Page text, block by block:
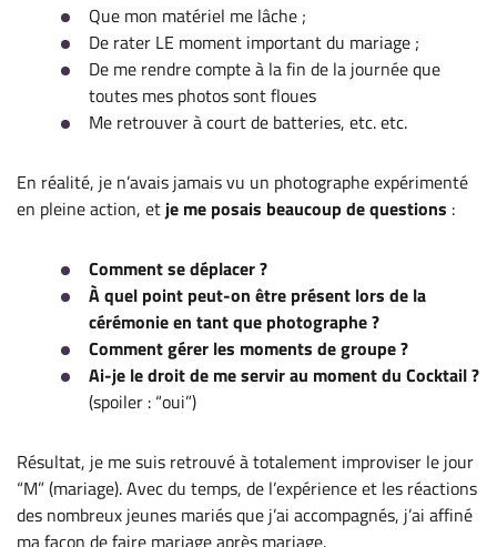
Que mon matériel me lâche ;
De rater LE moment important du mariage ;
De me rendre compte à la fin de la journée que
toutes mes photos sont floues
Me retrouver à court de batteries, etc. etc.
En réalité, je n’avais jamais vu un photographe expérimenté
en pleine action, etje me posais beaucoup de questions :
Comment se déplacer ?
À quel point peut-on être présent lors de la
cérémonie en tant que photographe ?
Comment gérer les moments de groupe ?
Ai-je le droit de me servir au moment du Cocktail ?
(spoiler : “oui”)
Résultat, je me suis retrouvé à totalement improviser le jour
“M” (mariage). Avec du temps, de l’expérience et les réactions
des nombreux jeunes mariés que j’ai accompagnés, j’ai affiné
ma façon de faire mariage après mariage.